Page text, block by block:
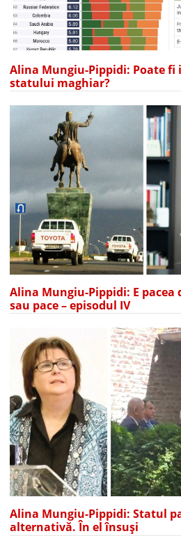
Alina Mungiu-Pippidi: Poate
statului maghiar?
Alina Mungiu-Pippidi: E pacea
sau pace – episodul IV
Alina Mungiu-Pippidi: Statul
alternativă. În el însuși